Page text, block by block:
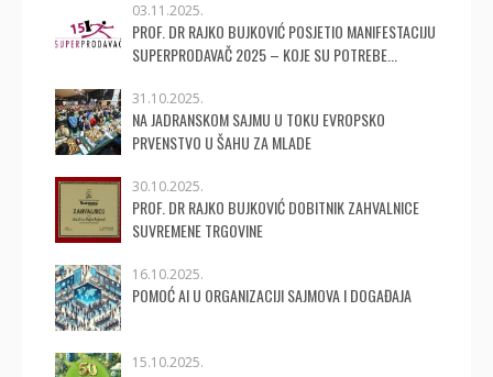
03.11.2025.
PROF. DR RAJKO BUJKOVIĆ POSJETIO MANIFESTACIJU
SUPERPRODAVAČ 2025 – KOJE SU POTREBE...
31.10.2025.
NA JADRANSKOM SAJMU U TOKU EVROPSKO
PRVENSTVO U ŠAHU ZA MLADE
30.10.2025.
PROF. DR RAJKO BUJKOVIĆ DOBITNIK ZAHVALNICE
SUVREMENE TRGOVINE
16.10.2025.
POMOĆ AI U ORGANIZACIJI SAJMOVA I DOGAĐAJA
15.10.2025.